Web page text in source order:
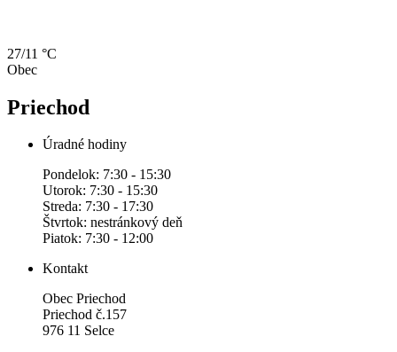
27/11 °C
Obec
Priechod
Úradné hodiny
Pondelok: 7:30 - 15:30
Utorok: 7:30 - 15:30
Streda: 7:30 - 17:30
Štvrtok: nestránkový deň
Piatok: 7:30 - 12:00
Kontakt
Obec Priechod
Priechod č.157
976 11 Selce